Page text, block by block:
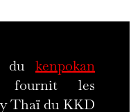
du kenpokan
fournit les
Thaï du KKD